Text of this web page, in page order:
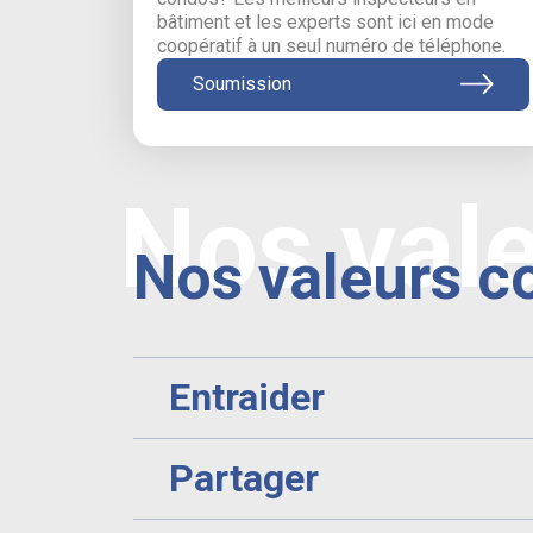
bâtiment et les experts sont ici en mode
coopératif à un seul numéro de téléphone.
Soumission
Nos valeurs
Nos
Entraider
Partager